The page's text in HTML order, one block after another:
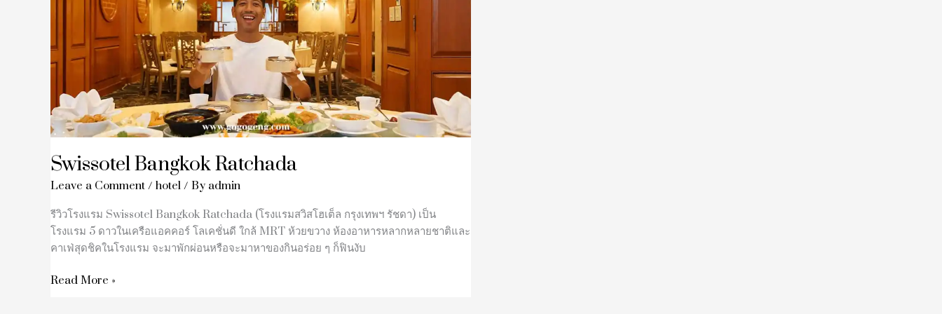
Swissotel Bangkok Ratchada
Leave a Comment / hotel / By admin
รีวิวโรงแรม Swissotel Bangkok Ratchada (โรงแรมสวิสโฮเต็ล กรุงเทพฯ รัชดา) เป็น
โรงแรม 5 ดาวในเครือแอคคอร์ โลเคชั่นดี ใกล้ MRT ห้วยขวาง ห้องอาหารหลากหลายชาติและ
คาเฟ่สุดชิคในโรงแรม จะมาพักผ่อนหรือจะมาหาของกินอร่อย ๆ ก็ฟินงับ
Read More »